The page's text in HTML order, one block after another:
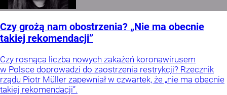
Czy grożą nam obostrzenia? „Nie ma obecnie
takiej rekomendacji”
Czy rosnąca liczba nowych zakażeń koronawirusem
w Polsce doprowadzi do zaostrzenia restrykcji? Rzecznik
rządu Piotr Müller zapewniał w czwartek, że „nie ma obecnie
takiej rekomendacji”.